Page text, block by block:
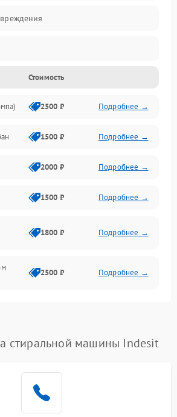
Стоимость
2500 ₽ Подробнее →
1500 ₽ Подробнее →
2000 ₽ Подробнее →
1500 ₽ Подробнее →
1800 ₽ Подробнее →
2500 ₽ Подробнее →
Подробнее →
стиральной машины Indesit